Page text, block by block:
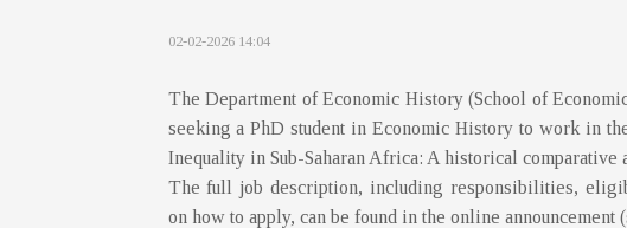
02-02-2026 14:04
The Department of Economic History (School of
seeking a PhD student in Economic History to work in
Inequality in Sub-Saharan Africa: A historical comparative
The full job description, including responsibilities,
on how to apply, can be found in the online announcement